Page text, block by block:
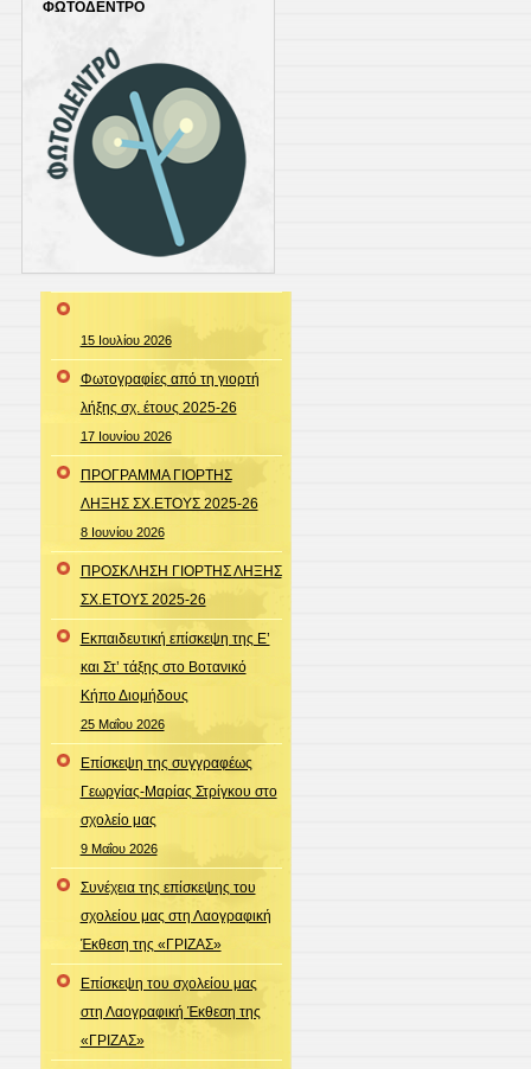
ΦΩΤΟΔΕΝΤΡΟ
15 Ιουλίου 2026
Φωτογραφίες από τη γιορτή
λήξης σχ. έτους 2025-26
17 Ιουνίου 2026
ΠΡΟΓΡΑΜΜΑ ΓΙΟΡΤΗΣ
ΛΗΞΗΣ ΣΧ.ΕΤΟΥΣ 2025-26
8 Ιουνίου 2026
ΠΡΟΣΚΛΗΣΗ ΓΙΟΡΤΗΣ ΛΗΞΗΣ
ΣΧ.ΕΤΟΥΣ 2025-26
Εκπαιδευτική επίσκεψη της Ε’
και Στ’ τάξης στο Βοτανικό
Κήπο Διομήδους
25 Μαΐου 2026
Επίσκεψη της συγγραφέως
Γεωργίας-Μαρίας Στρίγκου στο
σχολείο μας
9 Μαΐου 2026
Συνέχεια της επίσκεψης του
σχολείου μας στη Λαογραφική
Έκθεση της «ΓΡΙΖΑΣ»
Επίσκεψη του σχολείου μας
στη Λαογραφική Έκθεση της
«ΓΡΙΖΑΣ»